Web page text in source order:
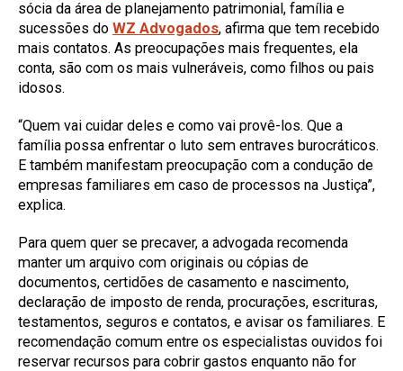
sócia da área de planejamento patrimonial, família e
sucessões do WZ Advogados, afirma que tem recebido
mais contatos. As preocupações mais frequentes, ela
conta, são com os mais vulneráveis, como filhos ou pais
idosos.
“Quem vai cuidar deles e como vai provê-los. Que a
família possa enfrentar o luto sem entraves burocráticos.
E também manifestam preocupação com a condução de
empresas familiares em caso de processos na Justiça”,
explica.
Para quem quer se precaver, a advogada recomenda
manter um arquivo com originais ou cópias de
documentos, certidões de casamento e nascimento,
declaração de imposto de renda, procurações, escrituras,
testamentos, seguros e contatos, e avisar os familiares. E
recomendação comum entre os especialistas ouvidos foi
reservar recursos para cobrir gastos enquanto não for